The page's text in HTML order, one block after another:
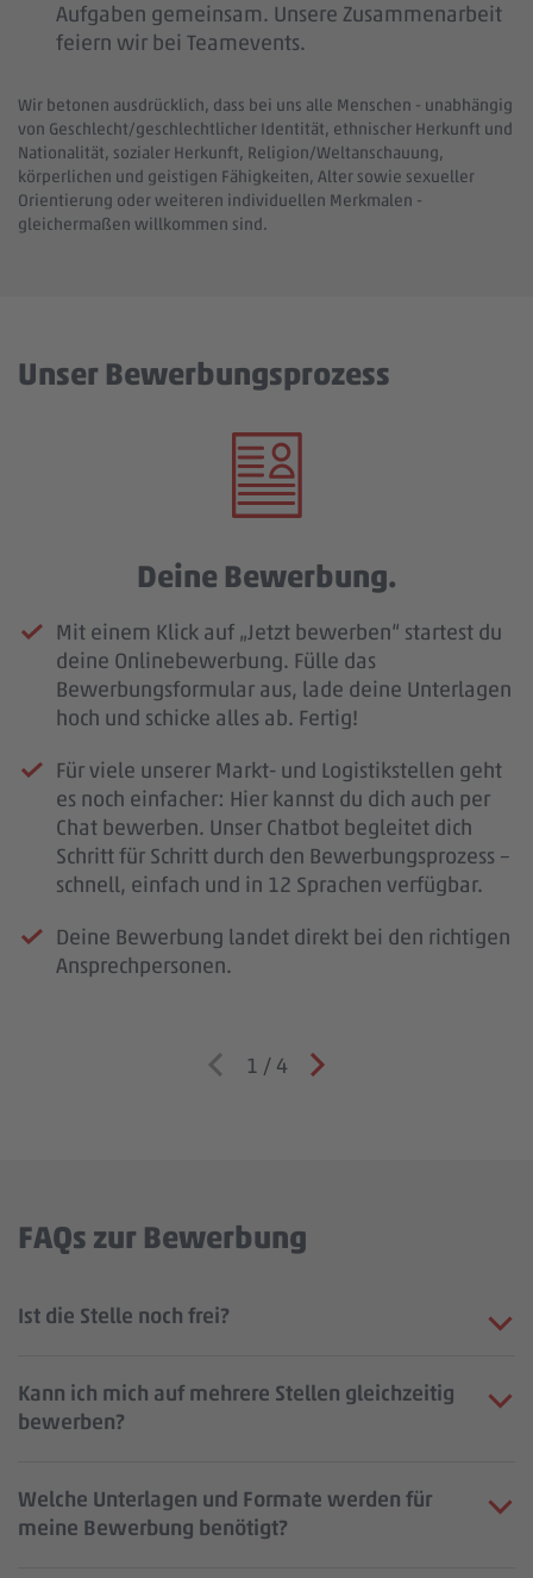
Aufgaben gemeinsam. Unsere Zusammenarbeit
feiern wir bei Teamevents.
Wir betonen ausdrücklich, dass bei uns alle Menschen - unabhängig
von Geschlecht/geschlechtlicher Identität, ethnischer Herkunft und
Nationalität, sozialer Herkunft, Religion/Weltanschauung,
körperlichen und geistigen Fähigkeiten, Alter sowie sexueller
Orientierung oder weiteren individuellen Merkmalen -
gleichermaßen willkommen sind.
Unser Bewerbungsprozess
Deine Bewerbung.
Mit einem Klick auf „Jetzt bewerben“ startest du
deine Onlinebewerbung. Fülle das
Bewerbungsformular aus, lade deine Unterlagen
hoch und schicke alles ab. Fertig!
Für viele unserer Markt- und Logistikstellen geht
es noch einfacher: Hier kannst du dich auch per
Chat bewerben. Unser Chatbot begleitet dich
Schritt für Schritt durch den Bewerbungsprozess –
schnell, einfach und in 12 Sprachen verfügbar.
Deine Bewerbung landet direkt bei den richtigen
Ansprechpersonen.
1 / 4
FAQs zur Bewerbung
Ist die Stelle noch frei?
Kann ich mich auf mehrere Stellen gleichzeitig
bewerben?
Welche Unterlagen und Formate werden für
meine Bewerbung benötigt?